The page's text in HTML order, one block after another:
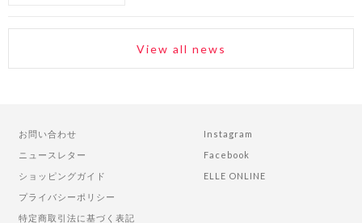
View all news
お問い合わせ
ニュースレター
ショッピングガイド
プライバシーポリシー
特定商取引法に基づく表記
Instagram
Facebook
ELLE ONLINE